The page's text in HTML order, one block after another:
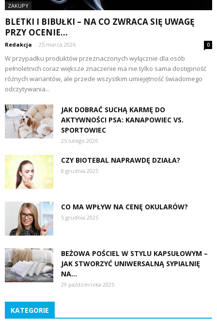
ZAKUPY
BLETKI I BIBUŁKI – NA CO ZWRACA SIĘ UWAGĘ
PRZY OCENIE...
Redakcja - 25 marca 2026 0
W przypadku produktów przeznaczonych wyłącznie dla osób
pełnoletnich coraz większe znaczenie ma nie tylko sama dostępność
różnych wariantów, ale przede wszystkim umiejętność świadomego
odczytywania...
JAK DOBRAĆ SUCHĄ KARMĘ DO
AKTYWNOŚCI PSA: KANAPOWIEC VS.
SPORTOWIEC
25 lutego 2026
CZY BIOTEBAL NAPRAWDĘ DZIAŁA?
8 grudnia 2025
CO MA WPŁYW NA CENĘ OKULARÓW?
5 grudnia 2025
BEŻOWA POŚCIEL W STYLU KAPSUŁOWYM –
JAK STWORZYĆ UNIWERSALNĄ SYPIALNIĘ
NA...
29 października 2025
KATEGORIE